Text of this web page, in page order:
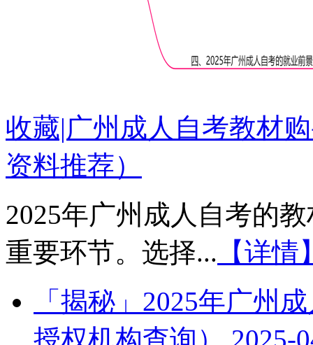
收藏|广州成人自考教材
资料推荐）
2025年广州成人自考的
重要环节。选择... 【详情
「揭秘」2025年广州
授权机构查询）
2025-